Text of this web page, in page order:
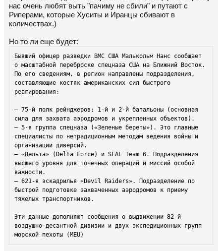
нас очень любят выть "пачиму не сбили" и путают с
Риперами, которые Хуситы и Иранцы сбивают в
количествах.)
Но то ли еще будет:
Бывший офицер разведки ВМС США Малькольм Нанс сообщает
о масштабной переброске спецназа США на Ближний Восток.
По его сведениям, в регион направлены подразделения,
составляющие костяк американских сил быстрого
реагирования:
— 75-й полк рейнджеров: 1-й и 2-й батальоны (основная
сила для захвата аэродромов и укрепленных объектов).
— 5-я группа спецназа («Зеленые береты»). Это главные
специалисты по нетрадиционным методам ведения войны и
организации диверсий.
— «Дельта» (Delta Force) и SEAL Team 6. Подразделения
высшего уровня для точечных операций и миссий особой
важности.
— 621-я эскадрилья «Devil Raiders». Подразделение по
быстрой подготовке захваченных аэродромов к приему
тяжелых транспортников.
Эти данные дополняют сообщения о выдвижении 82-й
воздушно-десантной дивизии и двух экспедиционных групп
морской пехоты (MEU)